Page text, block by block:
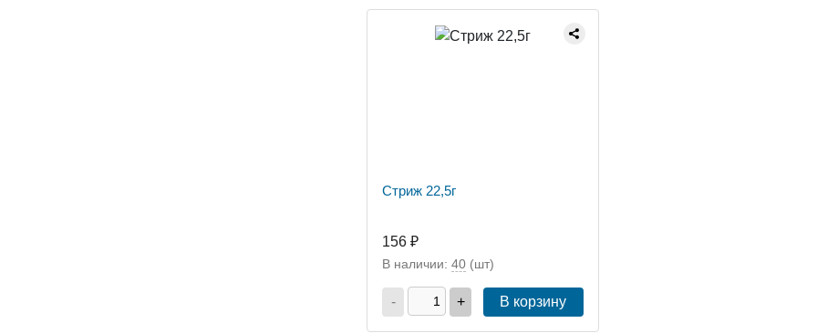
Стриж 22,5г
156 ₽
В наличии: 40 (шт)
- + В корзину